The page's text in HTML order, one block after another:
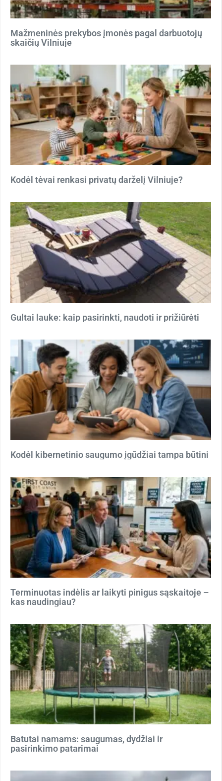
Mažmeninės prekybos įmonės pagal darbuotojų
skaičių Vilniuje
Kodėl tėvai renkasi privatų darželį Vilniuje?
Gultai lauke: kaip pasirinkti, naudoti ir prižiūrėti
Kodėl kibernetinio saugumo įgūdžiai tampa būtini
Terminuotas indėlis ar laikyti pinigus sąskaitoje –
kas naudingiau?
Batutai namams: saugumas, dydžiai ir
pasirinkimo patarimai